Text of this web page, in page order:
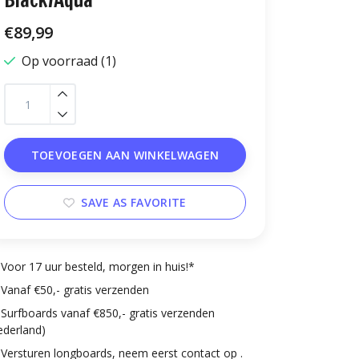
€89,99
Op voorraad (1)
TOEVOEGEN AAN WINKELWAGEN
SAVE AS FAVORITE
Voor 17 uur besteld, morgen in huis!*
Vanaf €50,- gratis verzenden
Surfboards vanaf €850,- gratis verzenden
Versturen longboards, neem eerst contact op .